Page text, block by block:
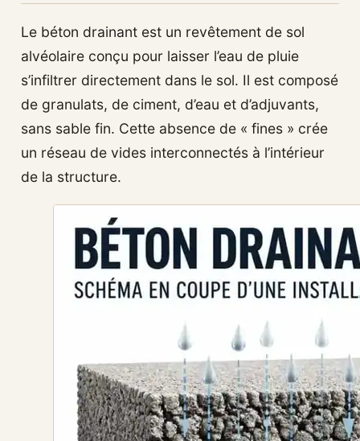
Le béton drainant est un revêtement de sol
alvéolaire conçu pour laisser l’eau de pluie
s’infiltrer directement dans le sol. Il est composé
de granulats, de ciment, d’eau et d’adjuvants,
sans sable fin. Cette absence de « fines » crée
un réseau de vides interconnectés à l’intérieur
de la structure.